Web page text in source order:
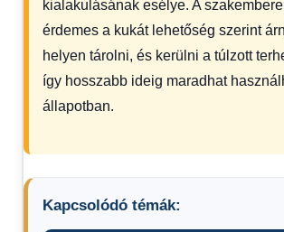
kialakulásának esélye. A
érdemes a kukát lehetőség szerint
helyen tárolni, és kerülni a túlzott
így hosszabb ideig maradhat
állapotban.
Kapcsolódó témák: